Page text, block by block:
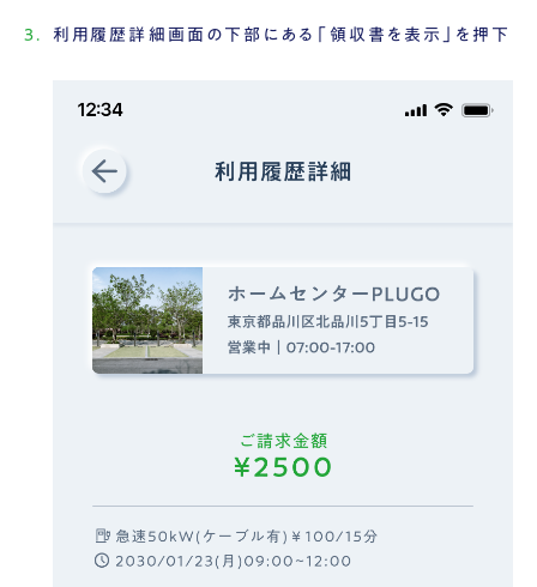
利用履歴詳細画面の下部にある「領収書を表示」を押下